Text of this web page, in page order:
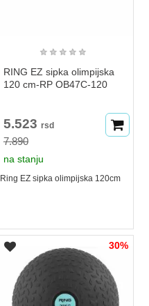
★ ★ ★ ★ ★
RING EZ sipka olimpijska
120 cm-RP OB47C-120
5.523 rsd
7.890
na stanju
Ring EZ sipka olimpijska 120cm
30%